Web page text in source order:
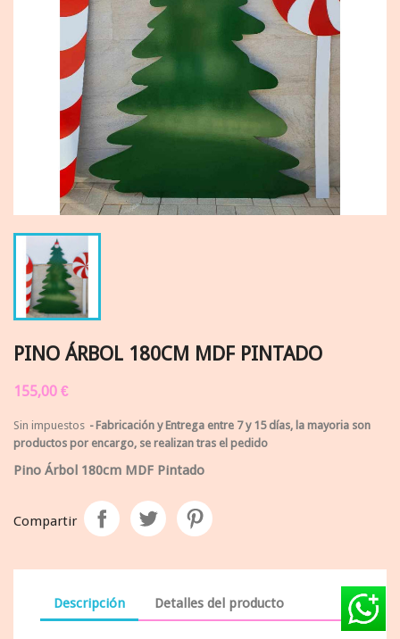
PINO ÁRBOL 180CM MDF PINTADO
155,00 €
Sin impuestos
Fabricación y Entrega entre 7 y 15 días, la mayoria son
productos por encargo, se realizan tras el pedido
Pino Árbol 180cm MDF Pintado
Compartir
Descripción Detalles del producto